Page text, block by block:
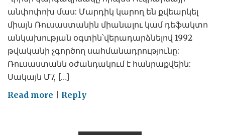
անփոփոխ մաս: Մարդիկ կարող են քվեարկել
միայն Ռուսաստանին միանալու կամ դեֆակտո
անկախության օգտին՝վերադարձնելով 1992
թվականի չգործող սահմանադրությունը:
Ռուսաստանն օժանդակում է հանրաքվեին:
Սակայն Մ7, […]
Read more onReply